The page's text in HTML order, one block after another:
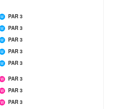
M PAR 3
M PAR 3
M PAR 3
M PAR 3
M PAR 3
W PAR 3
W PAR 3
W PAR 3